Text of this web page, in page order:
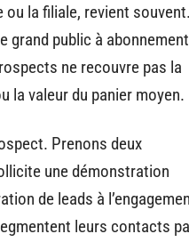
la filiale, revient souvent.
grand public à abonnement
ne recouvre pas la
la valeur du panier moyen.
Prenons deux
une démonstration
de leads à
leurs contacts